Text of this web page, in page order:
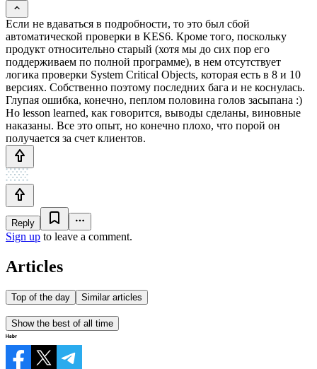
Если не вдаваться в подробности, то это был сбой
автоматической проверки в KES6. Кроме того, поскольку
продукт относительно старый (хотя мы до сих пор его
поддерживаем по полной программе), в нем отсутствует
логика проверки System Critical Objects, которая есть в 8 и 10
версиях. Собственно поэтому последних бага и не коснулась.
Глупая ошибка, конечно, пеплом половина голов засыпана :)
Но lesson learned, как говорится, выводы сделаны, виновные
наказаны. Все это опыт, но конечно плохо, что порой он
получается за счет клиентов.
Reply
Sign up to leave a comment.
Articles
Top of the day Similar articles
Show the best of all time